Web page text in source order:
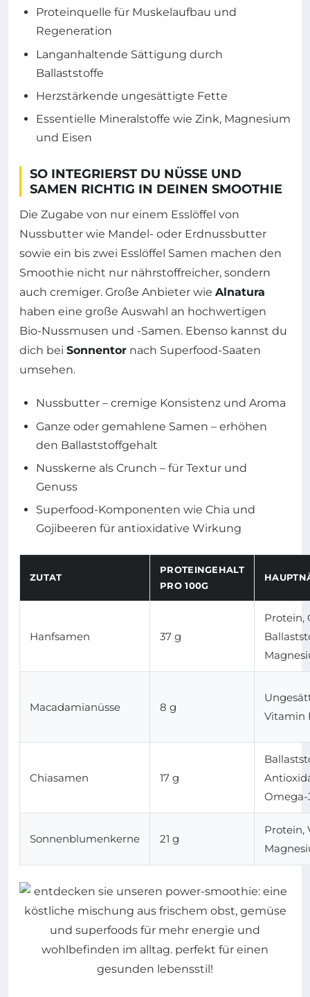
Proteinquelle für Muskelaufbau und
Regeneration
Langanhaltende Sättigung durch
Ballaststoffe
Herzstärkende ungesättigte Fette
Essentielle Mineralstoffe wie Zink, Magnesium
und Eisen
SO INTEGRIERST DU NÜSSE UND
SAMEN RICHTIG IN DEINEN SMOOTHIE
Die Zugabe von nur einem Esslöffel von
Nussbutter wie Mandel- oder Erdnussbutter
sowie ein bis zwei Esslöffel Samen machen den
Smoothie nicht nur nährstoffreicher, sondern
auch cremiger. Große Anbieter wie Alnatura
haben eine große Auswahl an hochwertigen
Bio-Nussmusen und -Samen. Ebenso kannst du
dich bei Sonnentor nach Superfood-Saaten
umsehen.
Nussbutter – cremige Konsistenz und Aroma
Ganze oder gemahlene Samen – erhöhen
den Ballaststoffgehalt
Nusskerne als Crunch – für Textur und
Genuss
Superfood-Komponenten wie Chia und
Gojibeeren für antioxidative Wirkung
ZUTAT
PROTEINGEHALT
PRO 100G
Hanfsamen 37 g
Protein,
Macadamianüsse 8 g
Vitamin
Chiasamen 17 g
Omega-
Sonnenblumenkerne 21 g
Protein,